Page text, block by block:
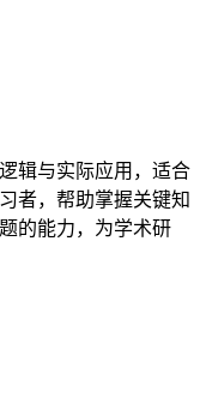
辑与实际应用，适合
者，帮助掌握关键知
的能力，为学术研